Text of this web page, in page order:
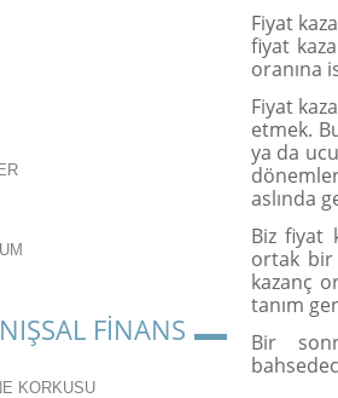
FİNANS
KORKUSU
Fiyat
fiyat
oranına
Fiyat
etmek.
ya da
aslında
Biz fiyat
ortak bir
kazanç
tanım
Bir